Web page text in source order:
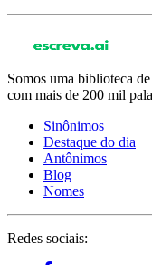
Somos uma biblioteca
com mais de 200 mil
Sinônimos
Destaque do dia
Antônimos
Blog
Nomes
Redes sociais: